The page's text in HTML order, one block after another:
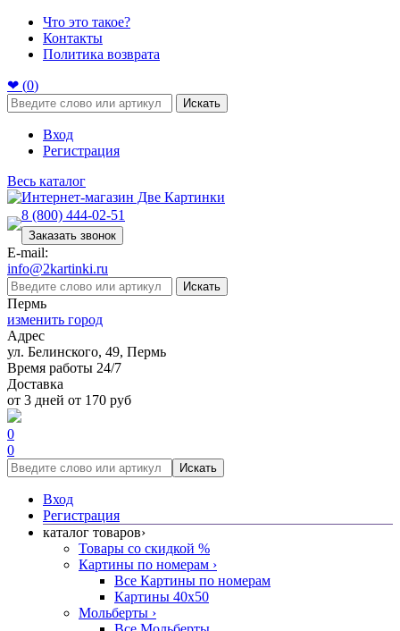
Что это такое?
Контакты
Политика возврата
❤ (0)
Искать
Вход
Регистрация
Весь каталог
8 (800) 444-02-51
Заказать звонок
E-mail:
info@2kartinki.ru
Искать
Пермь
изменить город
Адрес
ул. Белинского, 49, Пермь
Время работы 24/7
Доставка
от 3 дней от 170 руб
0
0
Искать
Вход
Регистрация
каталог товаров›
Товары со скидкой %
Картины по номерам ›
Все Картины по номерам
Картины 40x50
Мольберты ›